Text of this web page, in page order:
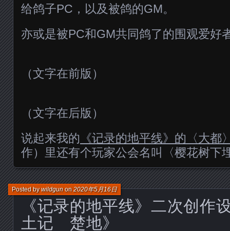
给鸽子PC，以及被鸽的GM。
亦或是被PC和GM共同鸽了的围观爱
（文字在前版）
（文字在后版）
说起来我的 《记录的地平线》的〈大都
作）里还有个玩家公会名叫〈樱花树
《记录的地平线》二次创作
土记 楚地》
Posted bywildgunon2020年5月16日